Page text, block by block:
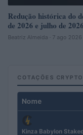
Redução histórica do
de 2026 e julho de 2026
Beatriz Almeida · 7 ago 2026
COTAÇÕES CRYPTO
Nome
Kinza Babylon